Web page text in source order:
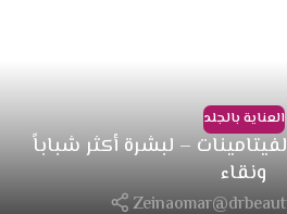
العناية بالجلد
– لبشرة أكثر شباباً
ونقاء